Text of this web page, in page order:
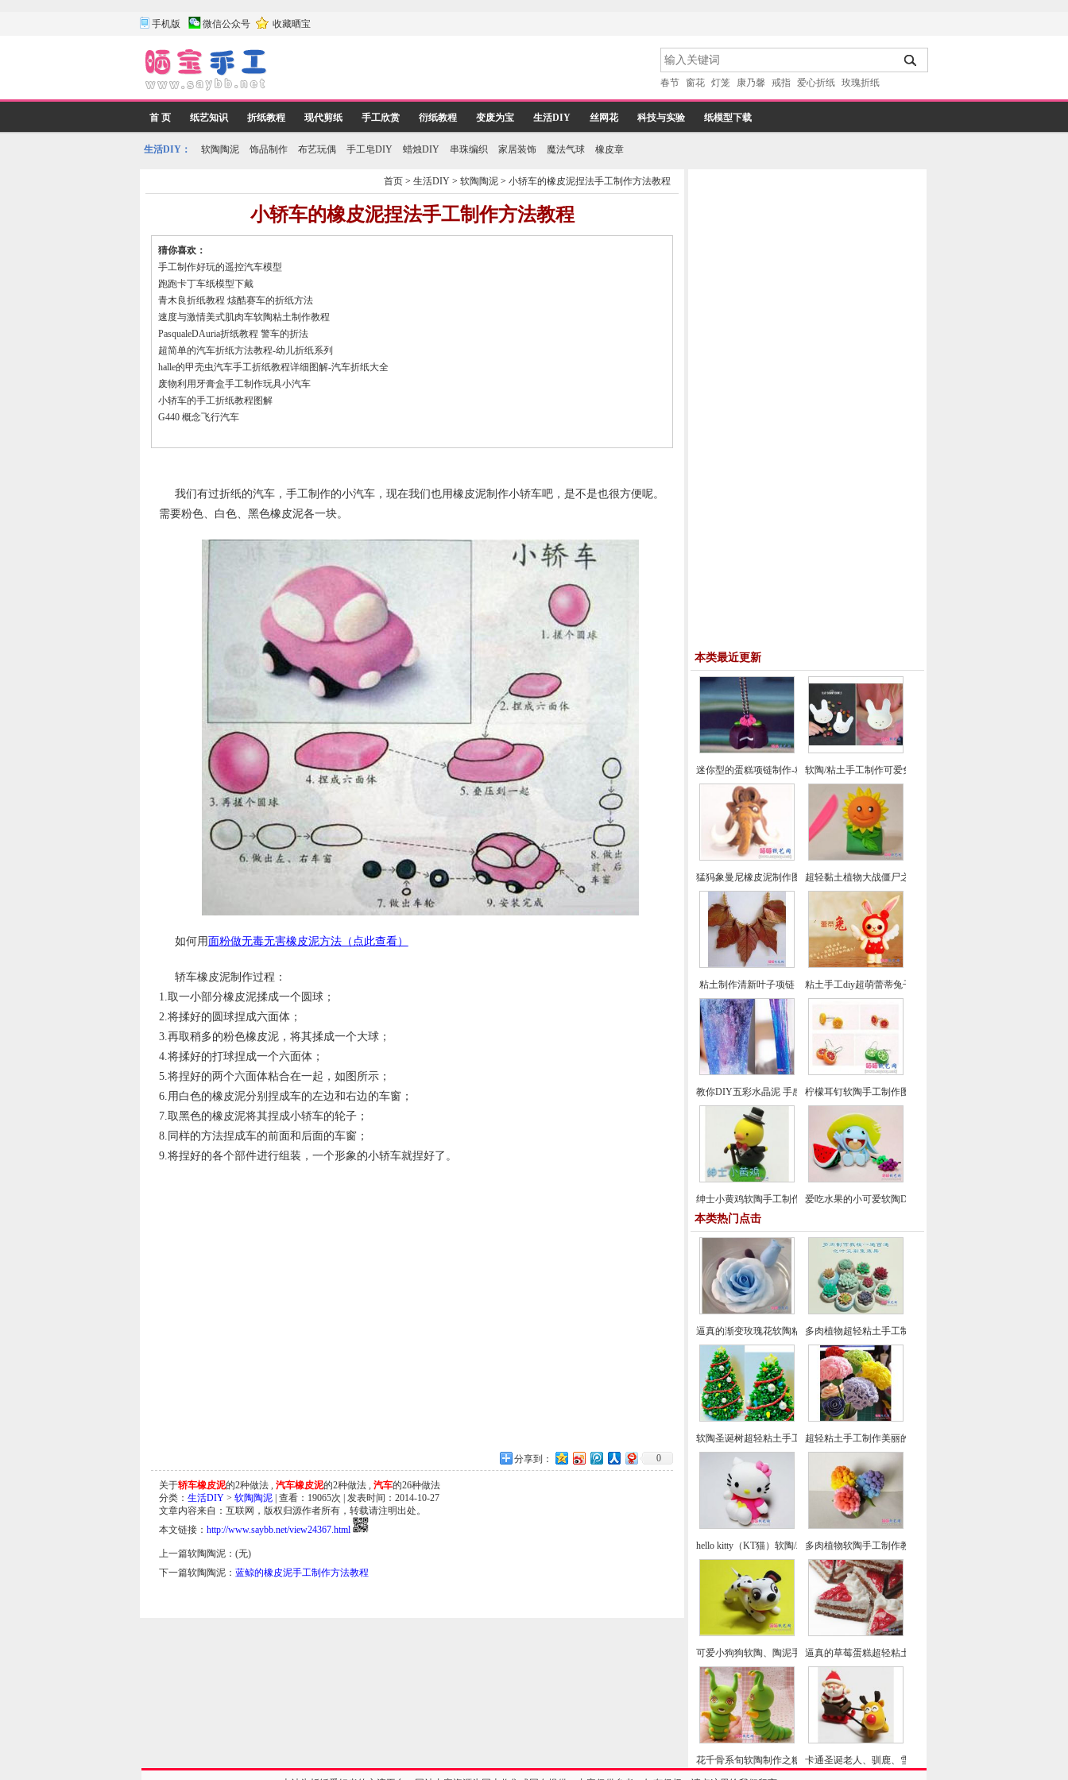
手机版 微信公众号 收藏晒宝
春节 窗花 灯笼 康乃馨 戒指 爱心折纸 玫瑰折纸
首 页 纸艺知识 折纸教程 现代剪纸 手工欣赏 衍纸教程 变废为宝 生活DIY 丝网花 科技与实验 纸模型下载
生活DIY： 软陶陶泥 饰品制作 布艺玩偶 手工皂DIY 蜡烛DIY 串珠编织 家居装饰 魔法气球 橡皮章
首页 >生活DIY >软陶陶泥 >小轿车的橡皮泥捏法手工制作方法教程
小轿车的橡皮泥捏法手工制作方法教程
猜你喜欢：
手工制作好玩的遥控汽车模型
跑跑卡丁车纸模型下戴
青木良折纸教程 烗酷赛车的折纸方法
速度与激情美式肌肉车软陶粘土制作教程
PasqualeDAuria折纸教程 警车的折法
超简单的汽车折纸方法教程-幼儿折纸系列
halle的甲壳虫汽车手工折纸教程详细图解-汽车折纸大全
废物利用牙膏盒手工制作玩具小汽车
小轿车的手工折纸教程图解
G440 概念飞行汽车
我们有过折纸的汽车，手工制作的小汽车，现在我们也用橡皮泥制作小轿车吧，是不是也很方便呢。
需要粉色、白色、黑色橡皮泥各一块。
如何用 面粉做无毒无害橡皮泥方法（点此查看）
轿车橡皮泥制作过程：
1.取一小部分橡皮泥揉成一个圆球；
2.将揉好的圆球捏成六面体；
3.再取稍多的粉色橡皮泥，将其揉成一个大球；
4.将揉好的打球捏成一个六面体；
5.将捏好的两个六面体粘合在一起，如图所示；
6.用白色的橡皮泥分别捏成车的左边和右边的车窗；
7.取黑色的橡皮泥将其捏成小轿车的轮子；
8.同样的方法捏成车的前面和后面的车窗；
9.将捏好的各个部件进行组装，一个形象的小轿车就捏好了。
分享到： 0
关于轿车橡皮泥的2种做法 , 汽车橡皮泥的2种做法 , 汽车的26种做法
分类： 生活DIY> 软陶陶泥| 查看： 19065次 | 发表时间：2014-10-27
文章内容来自：互联网，版权归源作者所有，转载请注明出处。
本文链接： http://www.saybb.net/view24367.html
上一篇软陶陶泥：(无)
下一篇软陶陶泥： 蓝鲸的橡皮泥手工制作方法教程
本类最近更新
迷你型的蛋糕项链制作-粘土制作教程软陶/粘土手工制作可爱兔宝宝糖果盘
猛犸象曼尼橡皮泥制作图文教程超轻黏土植物大战僵尸之向日葵制作教程
粘土制作清新叶子项链 粘土手工diy超萌蕾蒂兔子制作教程
教你DIY五彩水晶泥 手感超棒柠檬耳钉软陶手工制作图片教程
绅士小黄鸡软陶手工制作图片教程爱吃水果的小可爱软陶DIY制作图文教程
本类热门点击
逼真的渐变玫瑰花软陶粘土手工制作教程多肉植物超轻粘土手工制作教程
软陶圣诞树超轻粘土手工制作教程超轻粘土手工制作美丽的康乃馨DIY图文教程
hello kitty（KT猫）软陶/粘土手工DIY制作教程多肉植物软陶手工制作教程之超轻粘土风信子盆栽的做法
可爱小狗狗软陶、陶泥手工制作图片教程--斑点狗DIY逼真的草莓蛋糕超轻粘土之草莓切片软陶手工制作教程
花千骨系旬软陶制作之糖宝软陶手工制作教程卡通圣诞老人、驯鹿、雪橇的橡皮泥软陶陶泥手工制作方法教